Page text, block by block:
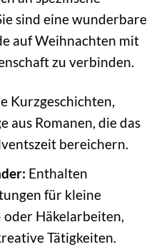
sind eine wunderbare
auf Weihnachten mit
zu verbinden.
Kurzgeschichten,
aus Romanen, die das
bereichern.
Enthalten
für kleine
Häkelarbeiten,
Tätigkeiten.